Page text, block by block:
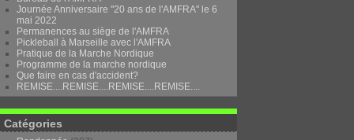
Journée Anniversaire "20 ans de l'AMFRA" le 6
mai 2022
Permanences au siège de l'AMFRA
Pickleball à Marseille avec l'AMFRA
Pratique de la Marche Nordique
Programme de la marche nordique
Que faire en cas d'accident?
REMISE....REMISE....REMISE....REMISE....
Catégories